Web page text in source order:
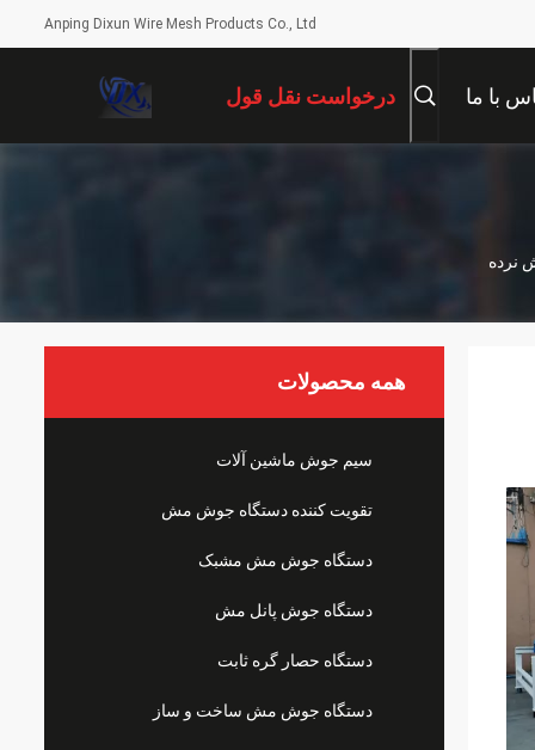
Anping Dixun Wire Mesh Products Co., Ltd
با ما درخواست نقل قول
همه محصولات
سیم جوش ماشین آلات
تقویت کننده دستگاه جوش مش
دستگاه جوش مش مشبک
دستگاه جوش پانل مش
دستگاه حصار گره ثابت
دستگاه جوش مش ساخت و ساز